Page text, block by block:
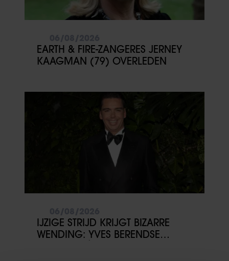
EARTH & FIRE-ZANGERES JERNEY
KAAGMAN (79) OVERLEDEN
IJZIGE STRIJD KRIJGT BIZARRE
WENDING: YVES BERENDSE